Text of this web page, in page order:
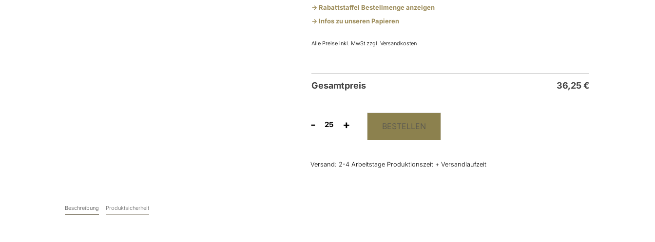
-> Rabattstaffel Bestellmenge anzeigen
-> Infos zu unseren Papieren
Alle Preise inkl. MwStzzgl. Versandkosten
Gesamtpreis 36,25€
-
Antwortkarte
Menge
+ BESTELLEN
Versand: 2-4 Arbeitstage Produktionszeit + Versandlaufzeit
Beschreibung Produktsicherheit